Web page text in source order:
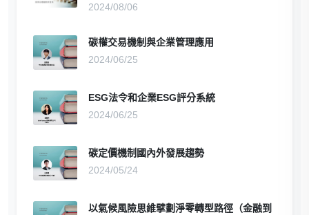
2024/08/06
碳權交易機制與企業管理應用
2024/06/25
ESG法令和企業ESG評分系統
2024/06/25
碳定價機制國內外發展趨勢
2024/05/24
以氣候風險思維擘劃淨零轉型路徑（金融到